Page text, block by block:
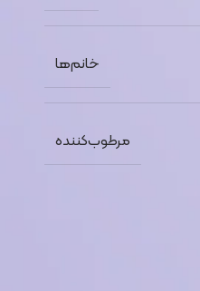
خانم‌ها
مرطوب‌کننده